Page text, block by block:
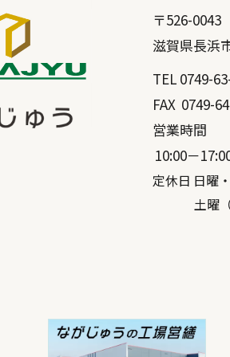
〒526-0043
滋賀県長浜
TEL 0749-
FAX 0749-
営業時間
10:00－
定休日 日曜
土曜（弊